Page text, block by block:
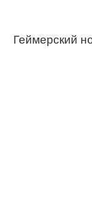
Геймерский